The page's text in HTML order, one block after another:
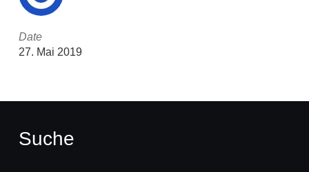
Date
27. Mai 2019
Suche